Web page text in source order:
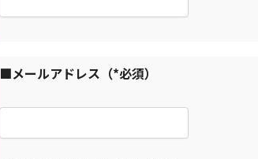
■メールアドレス（*必須）